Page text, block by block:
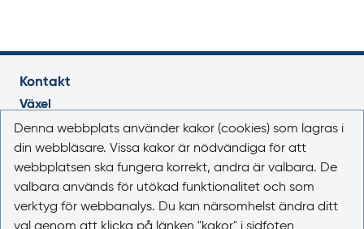
Kontakt
Växel
018-17 46 00
Vardagar 08.00-16.30
E-post
registrator@lakemedelsverket.se
Denna webbplats använder kakor (cookies) som lagras i
din webbläsare. Vissa kakor är nödvändiga för att
webbplatsen ska fungera korrekt, andra är valbara. De
valbara används för utökad funktionalitet och som
verktyg för webbanalys. Du kan närsomhelst ändra ditt